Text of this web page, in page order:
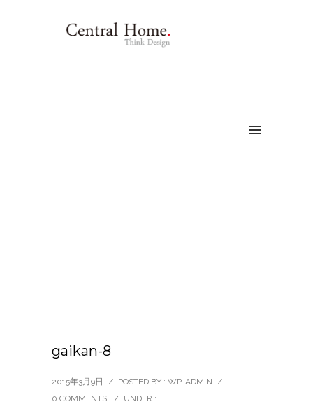
gaikan-8
2015年3月9日 / POSTED BY : WP-ADMIN /
0 COMMENTS
/ UNDER :